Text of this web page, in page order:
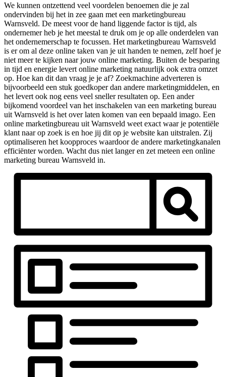
We kunnen ontzettend veel voordelen benoemen die je zal
ondervinden bij het in zee gaan met een marketingbureau
Warnsveld. De meest voor de hand liggende factor is tijd, als
ondernemer heb je het meestal te druk om je op alle onderdelen van
het ondernemerschap te focussen. Het marketingbureau Warnsveld
is er om al deze online taken van je uit handen te nemen, zelf hoef je
niet meer te kijken naar jouw online marketing. Buiten de besparing
in tijd en energie levert online marketing natuurlijk ook extra omzet
op. Hoe kan dit dan vraag je je af? Zoekmachine adverteren is
bijvoorbeeld een stuk goedkoper dan andere marketingmiddelen, en
het levert ook nog eens veel sneller resultaten op. Een ander
bijkomend voordeel van het inschakelen van een marketing bureau
uit Warnsveld is het over laten komen van een bepaald imago. Een
online marketingbureau uit Warnsveld weet exact waar je potentiële
klant naar op zoek is en hoe jij dit op je website kan uitstralen. Zij
optimaliseren het koopproces waardoor de andere marketingkanalen
efficiënter worden. Wacht dus niet langer en zet meteen een online
marketing bureau Warnsveld in.